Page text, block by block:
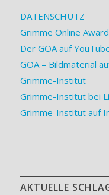
DATENSCHUTZ
Grimme Online Award
Der GOA auf
GOA – Bildmaterial
Grimme-Institut
Grimme-Institut bei
Grimme-Institut auf
AKTUELLE